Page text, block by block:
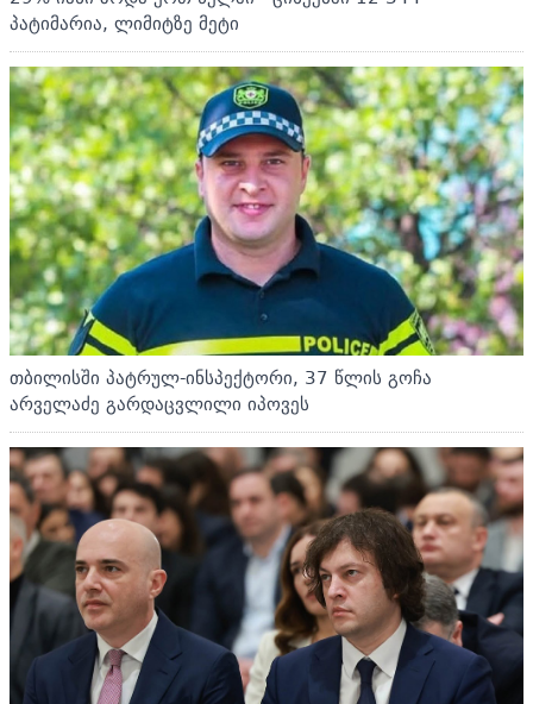
პატიმარია, ლიმიტზე მეტი
თბილისში პატრულ-ინსპექტორი, 37 წლის გოჩა
არველაძე გარდაცვლილი იპოვეს